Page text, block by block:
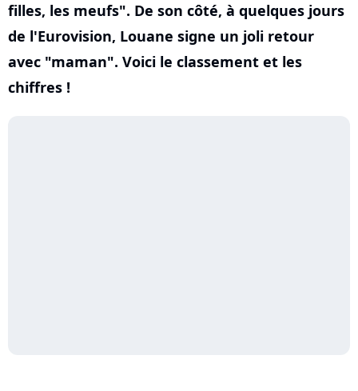
filles, les meufs". De son côté, à quelques jours
de l'Eurovision, Louane signe un joli retour
avec "maman". Voici le classement et les
chiffres !